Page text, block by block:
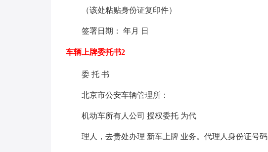
（该处粘贴身份证复印件）
签署日期： 年月 日
车辆上牌委托书2
委 托 书
北京市公安车辆管理所：
机动车所有人公司 授权委托 为代
理人，去贵处办理 新车上牌 业务。代理人身份证号码